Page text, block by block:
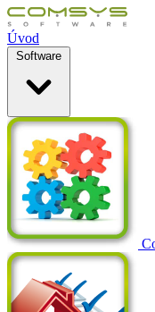
Úvod
Software